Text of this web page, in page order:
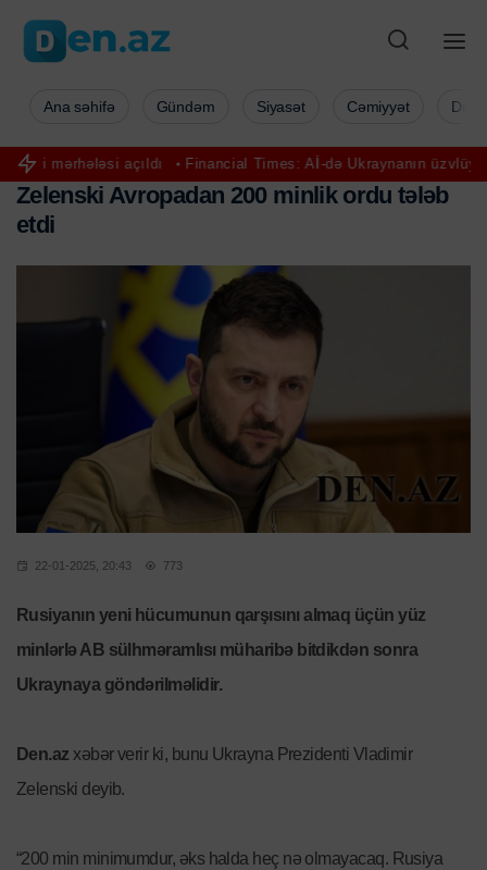
açıldı Financial Times: Aİ-də Ukraynanın üzvlüyünə qarşı
Ana səhifə Gündəm Siyasət Cəmiyyət
Zelenski Avropadan 200 minlik ordu tələb
etdi
22-01-2025, 20:43 773
Rusiyanın yeni hücumunun qarşısını almaq üçün yüz
minlərlə AB sülhməramlısı müharibə bitdikdən sonra
Ukraynaya göndərilməlidir.
Den.az xəbər verir ki, bunu Ukrayna Prezidenti Vladimir
Zelenski deyib.
“200 min minimumdur, əks halda heç nə olmayacaq. Rusiya